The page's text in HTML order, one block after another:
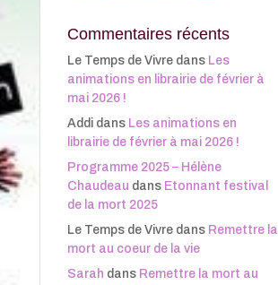
Commentaires récents
Le Temps de Vivredans Les
animations en librairie de février à
mai 2026 !
Addidans Les animations en
librairie de février à mai 2026 !
Programme 2025 – Hélène
Chaudeau dans Etonnant festival
de la mort 2025
Le Temps de Vivredans Remettre la
mort au coeur de la vie
Sarah dans Remettre la mort au